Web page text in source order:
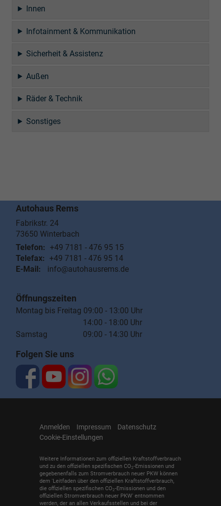
Innen
Infotainment & Kommunikation
Sicherheit & Assistenz
Außen
Räder & Technik
Sonstiges
Autohaus Rems
Fabrikstr. 24
73650 Winterbach
Telefon: +49 7181 - 476 95 15
Telefax: +49 7181 - 476 95 14
E-Mail:
info@autohausrems.de
Öffnungszeiten
Montag bis Freitag 09:00 - 13:00 Uhr
14:00 - 18:00 Uhr
Samstag 09:00 - 14:30 Uhr
Folgen Sie uns
Anmelden Impressum
Datenschutz
Cookie-Einstellungen
Weitere Informationen zum offiziellen Kraftstoffverbrauch
und zu den offiziellen spezifischen CO2-Emissionen und
gegebenenfalls zum Stromverbrauch neuer PKW können
dem 'Leitfaden über den offiziellen Kraftstoffverbrauch,
die offiziellen spezifischen CO2-Emissionen und den
offiziellen Stromverbrauch neuer PKW' entnommen
werden, der an allen Verkaufsstellen und bei der